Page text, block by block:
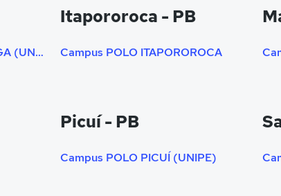
Campus POLO ITAPORANGA (UNIPE)
Itapororoca - PB
Campus POLO ITAPOROROCA
Picuí - PB
Campus POLO PICUÍ (UNIPE)